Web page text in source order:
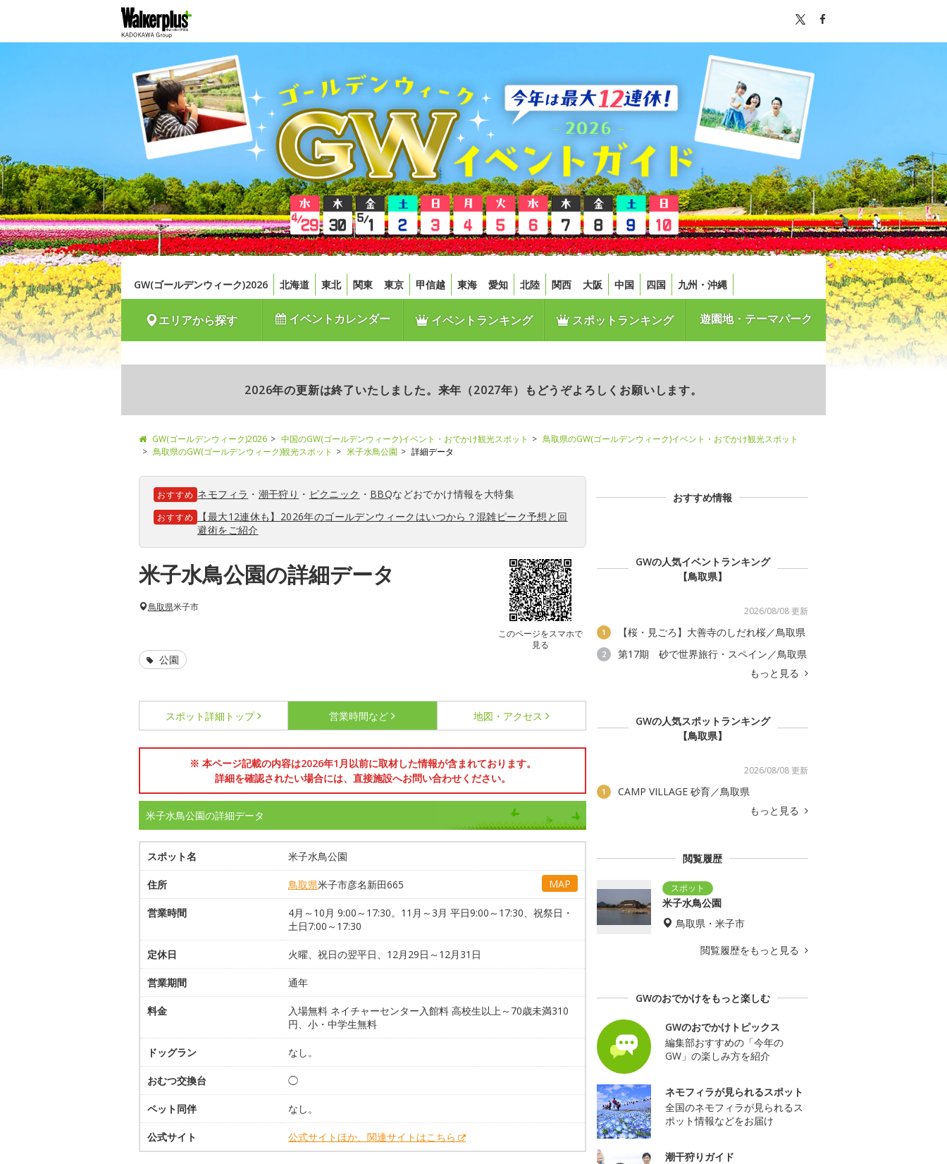
GW(ゴールデンウィーク)2026 北海道 東北 関東 東京 甲信越 東海 愛知 北陸 関西 大阪 中国 四国 九州・沖縄
エリアから探す イベントカレンダー イベントランキング スポットランキング 遊園地・テーマパーク
2026年の更新は終了いたしました。来年（2027年）もどうぞよろしくお願いします。
GW(ゴールデンウィーク)2026 中国のGW(ゴールデンウィーク)イベント・おでかけ観光スポット
鳥取県のGW(ゴールデンウィーク)イベント・おでかけ観光スポット
鳥取県のGW(ゴールデンウィーク)観光スポット
米子水鳥公園 詳細データ
おすすめ ネモフィラ ・ 潮干狩り ・ ピクニック ・ BBQなどおでかけ情報を大特集
おすすめ
【最大12連休も】2026年のゴールデンウィークはいつから？混雑ピーク予想と回
避術をご紹介
米子水鳥公園の詳細データ
このページをスマホで
見る
鳥取県米子市
公園
スポット詳細 トップ 営業時間など 地図・アクセス
※ 本ページ記載の内容は2026年1月以前に取材した情報が含まれております。
詳細を確認されたい場合には、直接施設へお問い合わせください。
米子水鳥公園の詳細データ
スポット名 米子水鳥公園
住所 鳥取県米子市彦名新田665 MAP
営業時間
4月～10月 9:00～17:30。11月～3月 平日9:00～17:30、祝祭日・
土日7:00～17:30
定休日 火曜、祝日の翌平日、12月29日～12月31日
営業期間 通年
料金
入場無料 ネイチャーセンター入館料 高校生以上～70歳未満310
円、小・中学生無料
ドッグラン なし。
おむつ交換台 ◯
ペット同伴 なし。
公式サイト 公式サイトほか、関連サイトはこちら
おすすめ情報
GWの人気イベントランキング
【鳥取県】
2026/08/08 更新
1 【桜・見ごろ】大善寺のしだれ桜／鳥取県
2
第17期 砂で世界旅行・スペイン／鳥取県
もっと見る
GWの人気スポットランキング
【鳥取県】
2026/08/08 更新
1
CAMP VILLAGE 砂育／鳥取県
もっと見る
閲覧履歴
米子水鳥公園
鳥取県・米子市
閲覧履歴をもっと見る
GWのおでかけをもっと楽しむ
GWのおでかけトピックス
編集部おすすめの「今年の
GW」の楽しみ方を紹介
ネモフィラが見られるスポット
全国のネモフィラが見られるス
ポット情報などをお届け
潮干狩りガイド